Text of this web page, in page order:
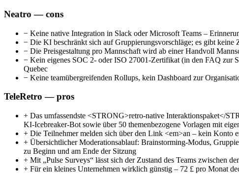
Neatro — cons
− Keine native Integration in Slack oder Microsoft Teams –
− Die KI beschränkt sich auf Gruppierungsvorschläge; es gibt keine
− Die Preisgestaltung pro Mannschaft wird ab einer Handvoll
− Kein eigenes SOC 2- oder ISO 27001-Zertifikat (in den FAQ zur
Quebec
− Keine teamübergreifenden Rollups, kein Dashboard zur
TeleRetro — pros
+ Das umfassendste <STRONG>retro-native Interaktionspaket</
KI-Icebreaker-Bot sowie über 50 themenbezogene Vorlagen mit
+ Die Teilnehmer melden sich über den Link <em>an – kein Konto
+ Übersichtlicher Moderationsablauf: Brainstorming-Modus,
zu Beginn und am Ende der Sitzung
+ Mit „Pulse Surveys“ lässt sich der Zustand des Teams zwischen
+ Für ein kleines Unternehmen wirklich günstig – 72 £ pro Monat